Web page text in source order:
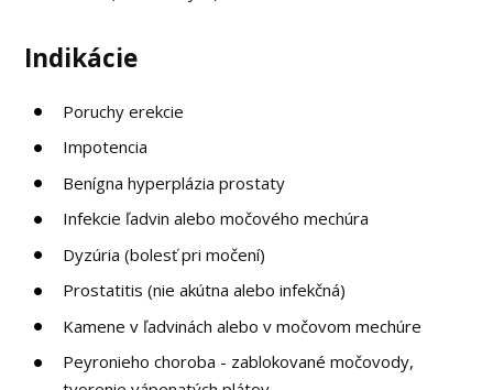
Indikácie
Poruchy erekcie
Impotencia
Benígna hyperplázia prostaty
Infekcie ľadvin alebo močového mechúra
Dyzúria (bolesť pri močení)
Prostatitis (nie akútna alebo infekčná)
Kamene v ľadvinách alebo v močovom mechúre
Peyronieho choroba - zablokované močovody,